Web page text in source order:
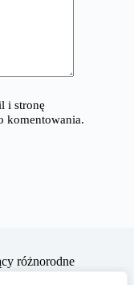
i stronę
komentowania.
różnorodne
lifestyle,